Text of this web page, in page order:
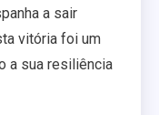
a sair
vitória foi um
a sua resiliência